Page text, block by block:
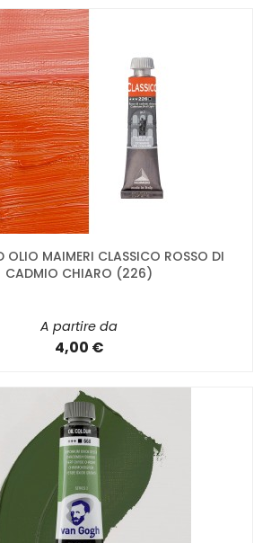
OLIO MAIMERI CLASSICO ROSSO DI
CADMIO CHIARO (226)
A partire da
4,00 €